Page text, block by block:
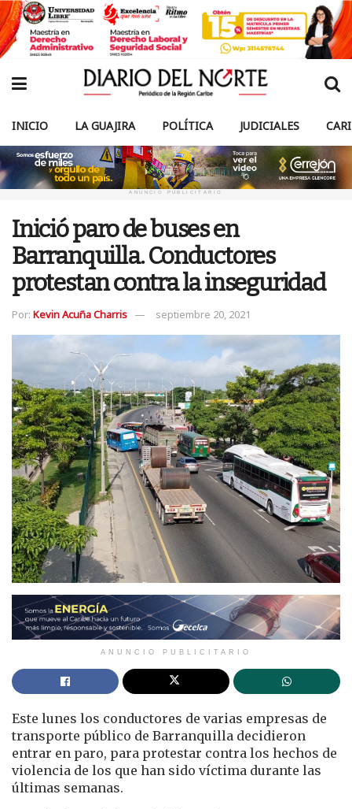
INICIO LA GUAJIRA POLÍTICA JUDICIALES
ANUNCIO PUBLICITARIO
Inició paro de buses en
Barranquilla. Conductores
protestan contra la inseguridad
Por: Kevin Acuña Charris septiembre 20, 2021
ANUNCIO PUBLICITARIO
Este lunes los conductores de varias empresas de
transporte público de Barranquilla decidieron
entrar en paro, para protestar contra los hechos de
violencia de los que han sido víctima durante las
últimas semanas.